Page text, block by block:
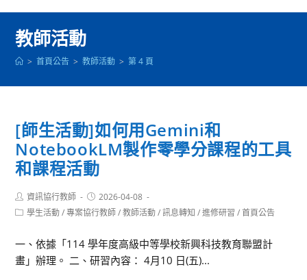
教師活動
> 首頁公告 > 教師活動 > 第 4 頁
[師生活動]如何用Gemini和
NotebookLM製作零學分課程的工具
和課程活動
Post
author:
資訊協行教師
Post
published:
2026-04-08
Post學生活動 / 專案協行教師 / 教師活動 / 訊息轉知 / 進修研習 / 首頁公告
一、依據「114 學年度高級中等學校新興科技教育聯盟計
畫」辦理。 二、研習內容： 4月10 日(五)...